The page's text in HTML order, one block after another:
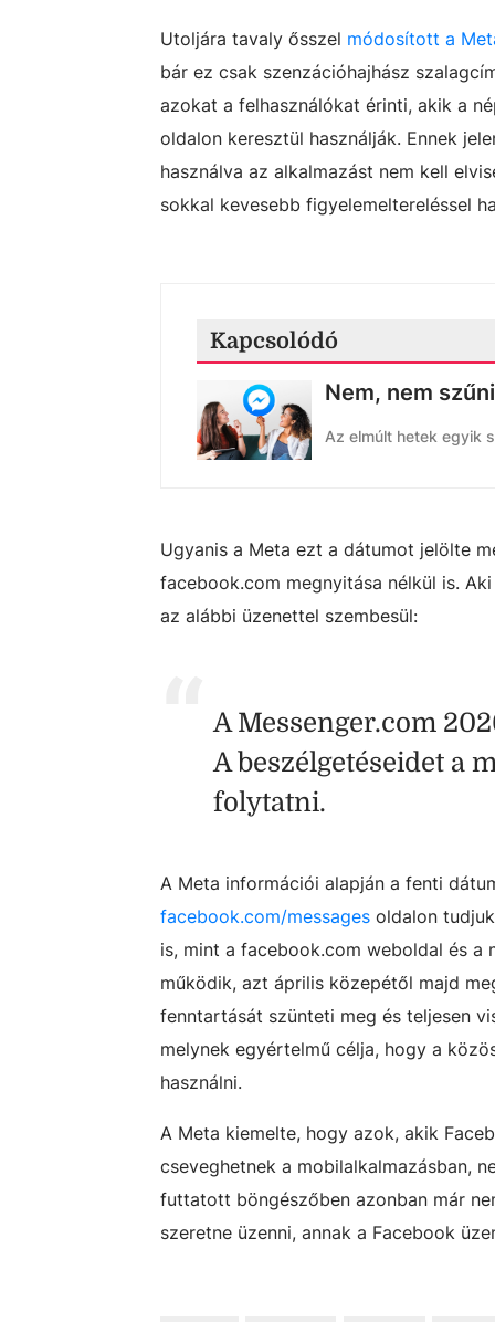
Utoljára tavaly ősszel módosított a
bár ez csak szenzációhajhász
azokat a felhasználókat érinti, akik a
oldalon keresztül használják. Ennek
használva az alkalmazást nem kell
sokkal kevesebb figyelemeltereléssel
Kapcsolódó
Nem, nem
Az elmúlt hetek egyik
Ugyanis a Meta ezt a dátumot jelölte
facebook.com megnyitása nélkül is.
az alábbi üzenettel szembesül:
A Messenger.com
A beszélgetéseidet a
folytatni.
A Meta információi alapján a fenti
facebook.com/messages oldalon
is, mint a facebook.com weboldal és a
működik, azt április közepétől majd
fenntartását szünteti meg és teljesen
melynek egyértelmű célja, hogy a
használni.
A Meta kiemelte, hogy azok, akik
cseveghetnek a mobilalkalmazásban,
futtatott böngészőben azonban már
szeretne üzenni, annak a Facebook